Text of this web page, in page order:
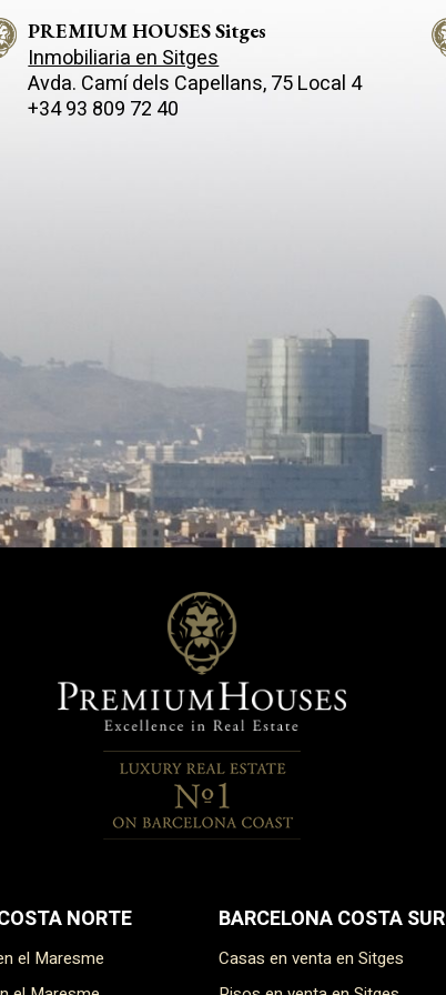
PREMIUM HOUSES Sitges
Inmobiliaria en Sitges
Avda. Camí­ dels Capellans, 75 Local 4
+34 93 809 72 40
NORTE
el Maresme
BARCELONA COSTA SUR
Casas en venta en Sitges